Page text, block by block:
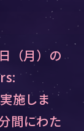
（月）の
施しま
間にわた